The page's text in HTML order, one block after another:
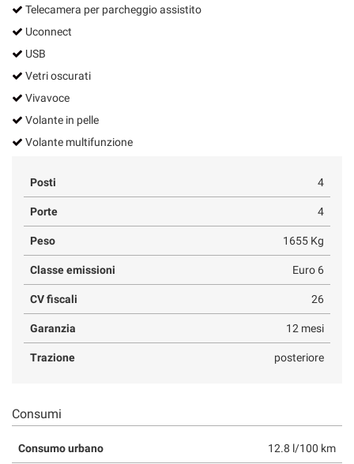
Telecamera per parcheggio assistito
Uconnect
USB
Vetri oscurati
Vivavoce
Volante in pelle
Volante multifunzione
Posti 4
Porte 4
Peso 1655 Kg
Classe emissioni Euro 6
CV fiscali 26
Garanzia 12 mesi
Trazione posteriore
Consumi
Consumo urbano 12.8 l/100 km